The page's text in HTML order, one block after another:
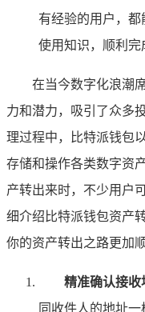
有经验的用户，
使用知识，顺利完
在当今数字化浪潮
力和潜力，吸引了众多
理过程中，比特派钱包
存储和操作各类数字资
产转出来时，不少用户
细介绍比特派钱包资产
你的资产转出之路更加顺
精准确认接收
同收件人的地址